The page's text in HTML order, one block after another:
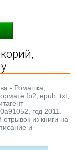
- Ромашка,
fb2, epub, txt,
год 2011.
из книги на
и